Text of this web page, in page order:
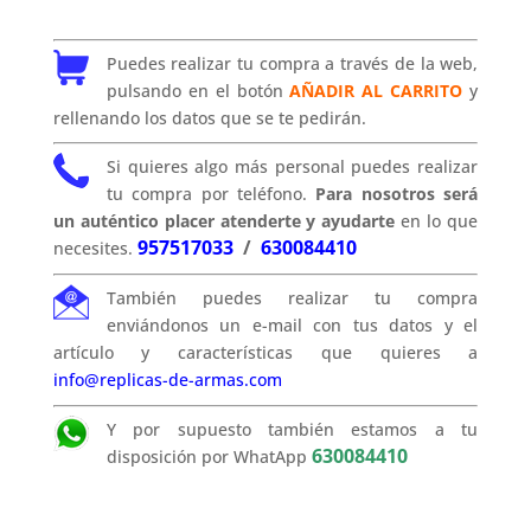
Puedes realizar tu compra a través de la web,
pulsando en el botónAÑADIR AL CARRITO y
rellenando los datos que se te pedirán.
Si quieres algo más personal puedes realizar
tu compra por teléfono. Para nosotros será
un auténtico placer atenderte y ayudarte en lo que
necesites. 957517033/ 630084410
También puedes realizar tu compra
enviándonos un e-mail con tus datos y el
artículo y características que quieres a
info@replicas-de-armas.com
Y por supuesto también estamos a tu
disposición por WhatApp 630084410